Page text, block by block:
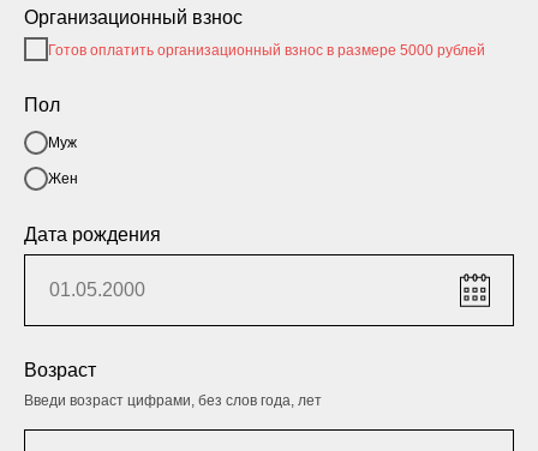
Организационный взнос
Готов оплатить организационный взнос в размере 5000 рублей
Пол
Муж
Жен
Дата рождения
Возраст
Введи возраст цифрами, без слов года, лет